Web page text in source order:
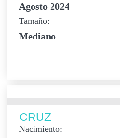
Agosto 2024
Tamaño:
Mediano
CRUZ
Nacimiento: